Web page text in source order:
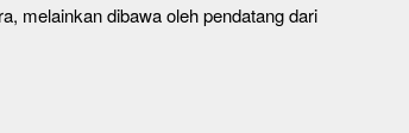
melainkan dibawa oleh pendatang dari